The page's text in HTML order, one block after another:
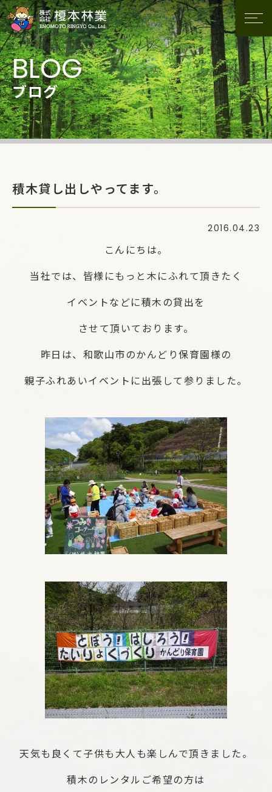
ブログ
積木貸し出しやってます。
2016.04.23
こんにちは。
当社では、皆様にもっと木にふれて頂きたく
イベントなどに積木の貸出を
させて頂いております。
昨日は、和歌山市のかんどり保育園様の
親子ふれあいイベントに出張して参りました。
天気も良くて子供も大人も楽しんで頂きました。
積木のレンタルご希望の方は